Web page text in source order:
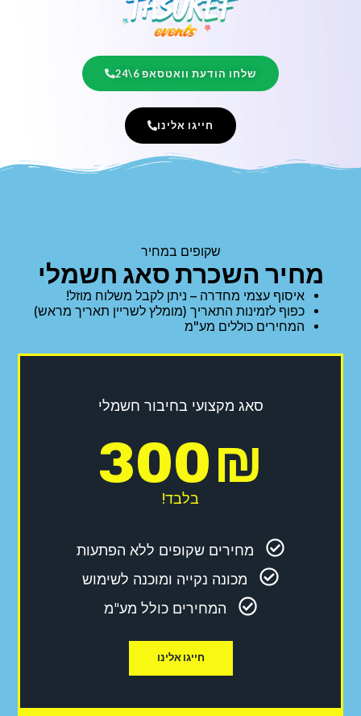
שלחו הודעת וואטסאפ 6\24
חייגו אלינו
שקופים במחיר
מחיר השכרת סאג חשמלי
איסוף עצמי מחדרה – ניתן לקבל משלוח מוזל!
כפוף לזמינות התאריך (מומלץ לשריין תאריך מראש)
המחירים כוללים מע"מ
סאג מקצועי בחיבור חשמלי
300₪
בלבד!
מחירים שקופים ללא הפתעות
מכונה נקייה ומוכנה לשימוש
המחירים כולל מע"מ
חייגו אלינו